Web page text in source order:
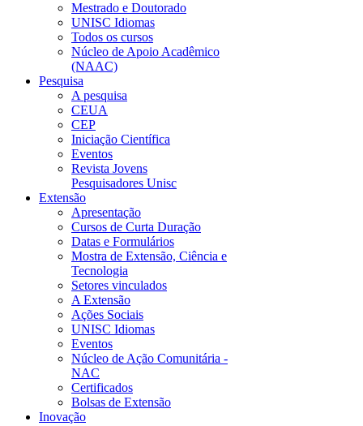
Mestrado e Doutorado
UNISC Idiomas
Todos os cursos
Núcleo de Apoio Acadêmico
(NAAC)
Pesquisa
A pesquisa
CEUA
CEP
Iniciação Científica
Eventos
Revista Jovens
Pesquisadores Unisc
Extensão
Apresentação
Cursos de Curta Duração
Datas e Formulários
Mostra de Extensão, Ciência e
Tecnologia
Setores vinculados
A Extensão
Ações Sociais
UNISC Idiomas
Eventos
Núcleo de Ação Comunitária -
NAC
Certificados
Bolsas de Extensão
Inovação